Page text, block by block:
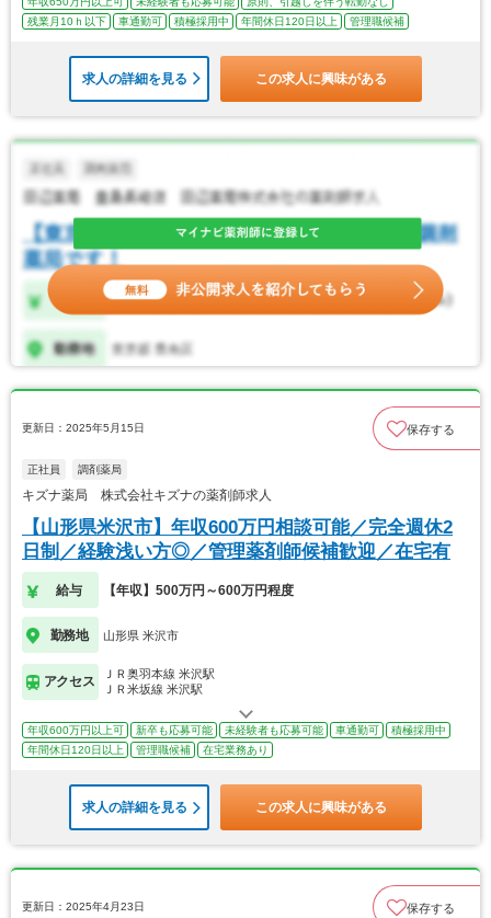
残業月10ｈ以下
車通勤可 積極採用中 年間休日120日以上 管理職候補
求人の詳細を見る この求人に興味がある
更新日：2025年5月15日 保存する
正社員 調剤薬局
キズナ薬局 株式会社キズナの薬剤師求人
【山形県米沢市】年収600万円相談可能／完全週休2
日制／経験浅い方◎／管理薬剤師候補歓迎／在宅有
給与 【年収】500万円～600万円程度
勤務地 山形県 米沢市
アクセス
ＪＲ奥羽本線 米沢駅
ＪＲ米坂線 米沢駅
年収600万円以上可 新卒も応募可能 未経験者も応募可能 車通勤可
積極採用中
年間休日120日以上
管理職候補 在宅業務あり
求人の詳細を見る この求人に興味がある
更新日：2025年4月23日 保存する